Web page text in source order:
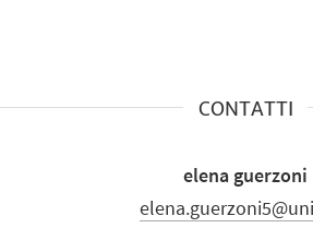
CONTATTI
elena guerzoni